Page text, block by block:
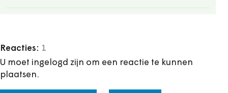
Reacties: 1
U moet ingelogd zijn om een reactie te kunnen
plaatsen.